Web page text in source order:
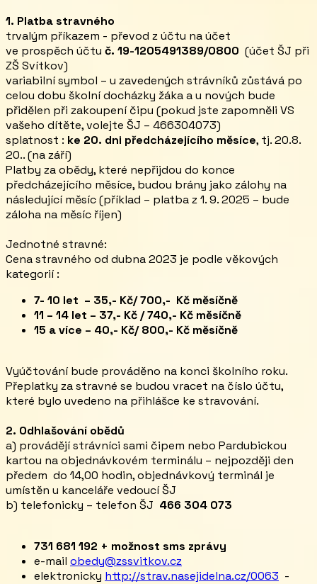
1. Platba stravného
trvalým příkazem - převod z účtu na účet
ve prospěch účtu č. 19-1205491389/0800 (účet ŠJ při
ZŠ Svítkov)
variabilní symbol – u zavedených strávníků zůstává po
celou dobu školní docházky žáka a u nových bude
přidělen při zakoupení čipu (pokud jste zapomněli VS
vašeho dítěte, volejte ŠJ – 466304073)
splatnost : ke 20. dni předcházejícího měsíce, tj. 20.8.
20.. (na září)
Platby za obědy, které nepřijdou do konce
předcházejícího měsíce, budou brány jako zálohy na
následující měsíc (příklad – platba z 1. 9. 2025 – bude
záloha na měsíc říjen)
Jednotné stravné:
Cena stravného od dubna 2023 je podle věkových
kategorií :
7- 10 let – 35,- Kč/ 700,- Kč měsíčně
11 – 14 let – 37,- Kč / 740,- Kč měsíčně
15 a více – 40,- Kč/ 800,- Kč měsíčně
Vyúčtování bude prováděno na konci školního roku.
Přeplatky za stravné se budou vracet na číslo účtu,
které bylo uvedeno na přihlášce ke stravování.
2. Odhlašování obědů
a) provádějí strávníci sami čipem nebo Pardubickou
kartou na objednávkovém terminálu – nejpozději den
předem do 14,00 hodin, objednávkový terminál je
umístěn u kanceláře vedoucí ŠJ
b) telefonicky – telefon ŠJ 466 304 073
731 681 192 + možnost sms zprávy
e-mail obedy@zssvitkov.cz
elektronicky http://strav.nasejidelna.cz/0063 -